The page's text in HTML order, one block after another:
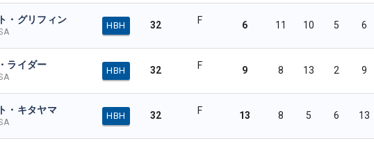
・グリフィン
HBH 32 F 6 11 10 5 6
ライダー
HBH 32 F 9 8 13 2 9
・キタヤマ
HBH 32 F 13 8 5 6 13